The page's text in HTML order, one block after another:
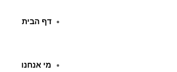
דף הבית
מי אנחנו